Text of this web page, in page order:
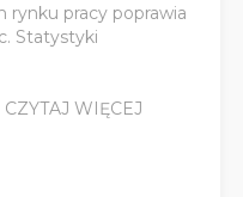
rynku pracy poprawia
Statystyki
CZYTAJ WIĘCEJ